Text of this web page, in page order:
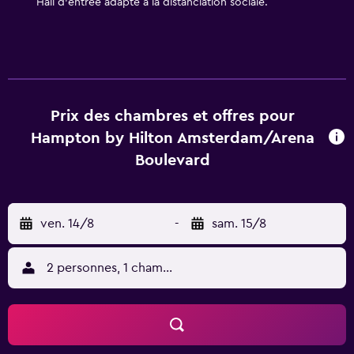
Hall d’entrée adapté à la distanciation sociale.
Prix des chambres et offres pour
Hampton by Hilton Amsterdam/Arena
Boulevard
ven. 14/8 - sam. 15/8
2 personnes, 1 chambre